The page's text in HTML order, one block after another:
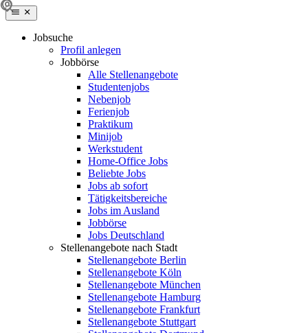
Jobsuche
Profil anlegen
Jobbörse
Alle Stellenangebote
Studentenjobs
Nebenjob
Ferienjob
Praktikum
Minijob
Werkstudent
Home-Office Jobs
Beliebte Jobs
Jobs ab sofort
Tätigkeitsbereiche
Jobs im Ausland
Jobbörse
Jobs Deutschland
Stellenangebote nach Stadt
Stellenangebote Berlin
Stellenangebote Köln
Stellenangebote München
Stellenangebote Hamburg
Stellenangebote Frankfurt
Stellenangebote Stuttgart